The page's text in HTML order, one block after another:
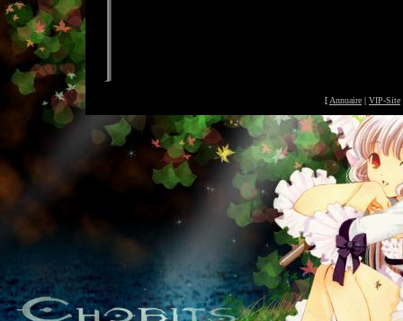
[ Annuaire | VIP-Site
©